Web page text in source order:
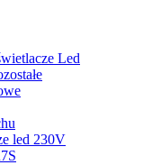
Led
led 230V